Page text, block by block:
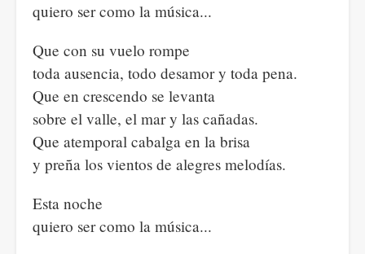
quiero ser como la música...
Que con su vuelo rompe
toda ausencia, todo desamor y toda pena.
Que en crescendo se levanta
sobre el valle, el mar y las cañadas.
Que atemporal cabalga en la brisa
y preña los vientos de alegres melodías.
Esta noche
quiero ser como la música...